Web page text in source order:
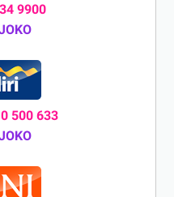
9900
500 633